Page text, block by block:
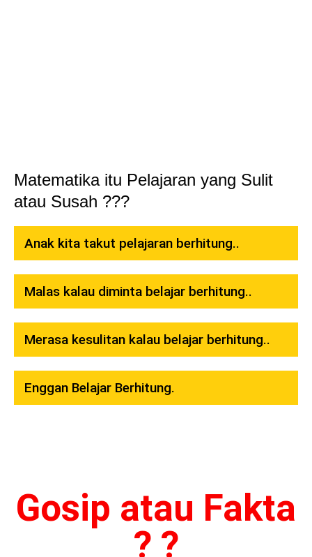
Matematika itu Pelajaran yang Sulit
atau Susah ???
Anak kita takut pelajaran berhitung..
Malas kalau diminta belajar berhitung..
Merasa kesulitan kalau belajar berhitung..
Enggan Belajar Berhitung.
Gosip atau Fakta
? ?